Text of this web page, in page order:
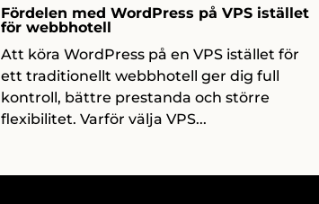
Fördelen med WordPress på VPS istället
för webbhotell
Att köra WordPress på en VPS istället för
ett traditionellt webbhotell ger dig full
kontroll, bättre prestanda och större
flexibilitet. Varför välja VPS...